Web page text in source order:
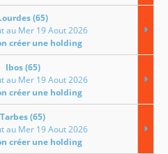
(65)
au Mer 19 Aout 2026
créer une holding
Ibos (65)
au Mer 19 Aout 2026
créer une holding
Tarbes (65)
au Mer 19 Aout 2026
créer une holding